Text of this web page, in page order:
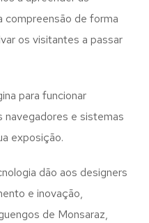
compreensão de forma
os visitantes a passar
para funcionar
e sistemas
exposição.
dão aos designers
e inovação,
de Monsaraz,